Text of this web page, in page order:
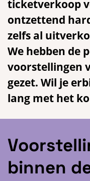
ticketverkoop
ontzettend
zelfs al
We hebben de
voorstellingen
gezet. Wil je
lang met het
binnen